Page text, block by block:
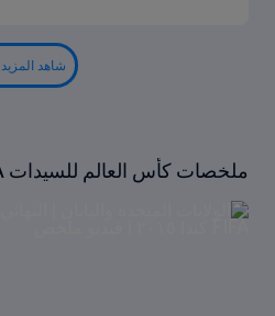
شاهد المزيد
٢٠١٥